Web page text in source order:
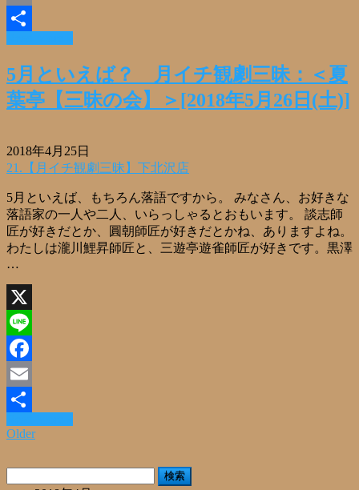
Email
共
有
5月といえば？ 月イチ観劇三昧：＜夏
葉亭【三昧の会】＞[2018年5月26日(土)]
2018年4月25日
21.【月イチ観劇三昧】下北沢店
5月といえば、もちろん落語ですから。 みなさん、お好きな
落語家の一人や二人、いらっしゃるとおもいます。 談志師
匠が好きだとか、圓朝師匠が好きだとかね、ありますよね。
わたしは瀧川鯉昇師匠と、三遊亭遊雀師匠が好きです。黒澤
…
X
Line
Facebook
Email
共
Older